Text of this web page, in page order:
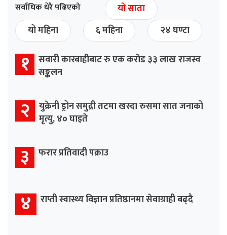
सर्वाधिक धेरै पढिएको
यो साता
यो महिना
६ महिना २४ घण्टा
१ सवारी कारबाहीबाट रु एक करोड ३३ लाख राजस्व
सङ्कलन
२ युक्रेनी ड्रोन समुद्री तटमा खस्दा रुसमा सात जनाको
मृत्यु, ४० घाइते
३ फरार प्रतिवादी पक्राउ
४ राप्ती स्वास्थ्य विज्ञान प्रतिष्ठानमा सेवाग्राही बढ्दै